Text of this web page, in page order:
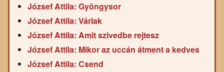
József Attila: Gyöngysor
József Attila: Várlak
József Attila: Amit szivedbe rejtesz
József Attila: Mikor az uccán átment a kedves
József Attila: Csend